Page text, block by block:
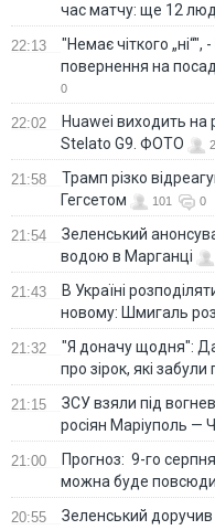
час матчу: ще 12
22:13
"Немає чіткого
повернення на
0
22:02
Huawei виходить
Stelato G9. ФОТО
21:58
Трамп різко
Гегсетом
101 0
21:54
Зеленський
водою в Марганці
21:43
В Україні
новому: Шмигаль
21:32
"Я доначу щодня":
про зірок, які забули
21:15
ЗСУ взяли під
росіян Маріуполь —
21:00
Прогноз: 9-го
можна буде повсюди
20:55
Зеленський доручив